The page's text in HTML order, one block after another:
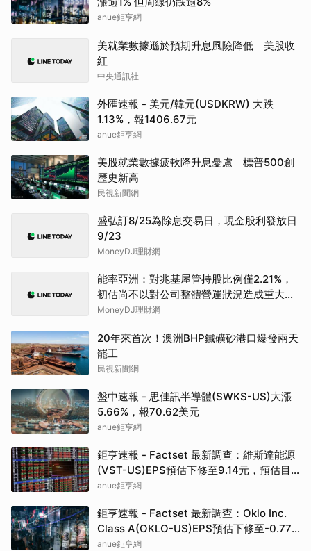
anue鉅亨網
美就業數據遜於預期升息風險降低 美股收
紅
中央通訊社
外匯速報 - 美元/韓元(USDKRW) 大跌
1.13%，報1406.67元
anue鉅亨網
美股就業數據疲軟降升息憂慮 標普500創
歷史新高
民視新聞網
盛弘訂8/25為除息交易日，現金股利發放日
9/23
MoneyDJ理財網
能率亞洲：對兆基屋管持股比例僅2.21%，
初估尚不以對公司整體營運狀況造成重大影
響
MoneyDJ理財網
20年來首次！澳洲BHP鐵礦砂港口爆發兩天
罷工
民視新聞網
盤中速報 - 思佳訊半導體(SWKS-US)大漲
5.66%，報70.62美元
anue鉅亨網
鉅亨速報 - Factset 最新調查：維斯達能源
(VST-US)EPS預估下修至9.14元，預估目
標價為222.00元
anue鉅亨網
鉅亨速報 - Factset 最新調查：Oklo Inc.
Class A(OKLO-US)EPS預估下修至-0.77
元，預估目標價為83.50元
anue鉅亨網